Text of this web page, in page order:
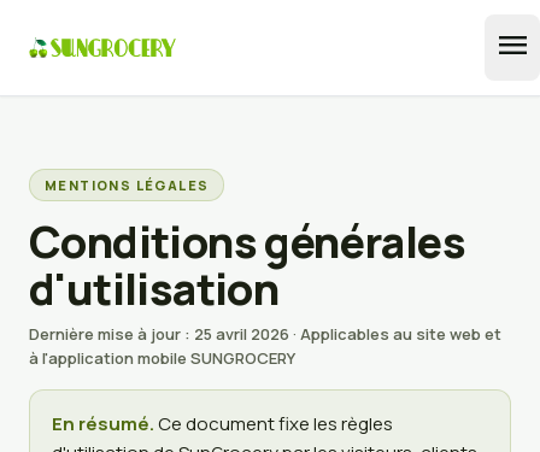
menu
MENTIONS LÉGALES
Conditions générales
d'utilisation
Dernière mise à jour : 25 avril 2026 · Applicables au site web et
à l'application mobile SUNGROCERY
En résumé.Ce document fixe les règles